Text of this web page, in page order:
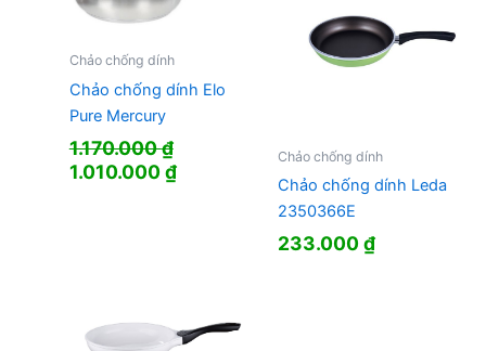
Chảo chống dính
Chảo chống dính Elo
Pure Mercury
1.170.000₫
Giá
1.010.000₫Giá
Chảo chống dính
Chảo chống dính Leda
2350366E
233.000₫